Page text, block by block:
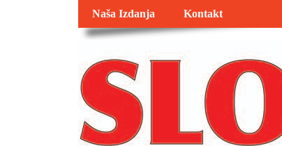
Naša Izdanja Kontakt